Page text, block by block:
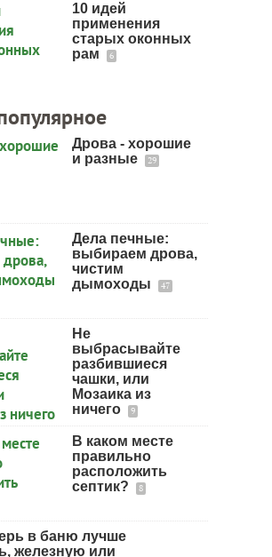
10 идей
применения
старых оконных
рам
6
Дрова - хорошие
и разные
29
Дела печные:
выбираем дрова,
чистим
дымоходы
47
Не
выбрасывайте
разбившиеся
чашки, или
Мозаика из
ничего
9
В каком месте
правильно
расположить
септик?
8
в баню лучше
железную или